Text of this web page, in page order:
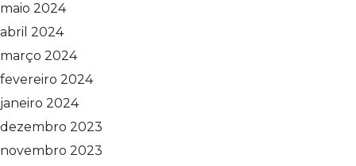
maio 2024
abril 2024
março 2024
fevereiro 2024
janeiro 2024
dezembro 2023
novembro 2023